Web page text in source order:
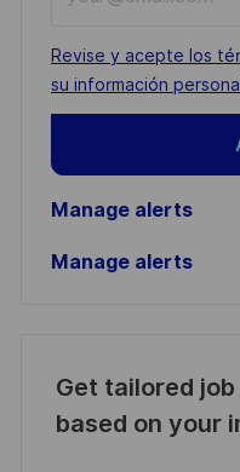
Email
address
(Required)
Required
Revise y acepte los
su información
Manage alerts
Manage alerts
Get tailored
based on your